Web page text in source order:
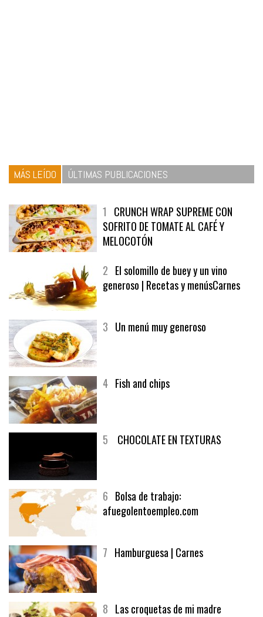
MÁS LEÍDO ÚLTIMAS PUBLICACIONES
1 CRUNCH WRAP SUPREME CON
SOFRITO DE TOMATE AL CAFÉ Y
MELOCOTÓN
2 El solomillo de buey y un vino
generoso | Recetas y menúsCarnes
3 Un menú muy generoso
4 Fish and chips
5 CHOCOLATE EN TEXTURAS
6 Bolsa de trabajo:
afuegolentoempleo.com
7 Hamburguesa | Carnes
8 Las croquetas de mi madre